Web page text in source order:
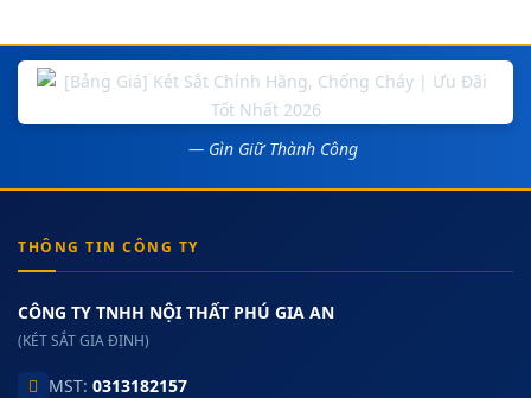
— Gìn Giữ Thành Công
THÔNG TIN CÔNG TY
CÔNG TY TNHH NỘI THẤT PHÚ GIA AN
(KÉT SẮT GIA ĐỊNH)
MST: 0313182157